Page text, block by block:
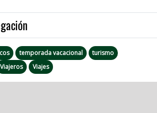
temporada vacacional
turismo
Viajeros Viajes